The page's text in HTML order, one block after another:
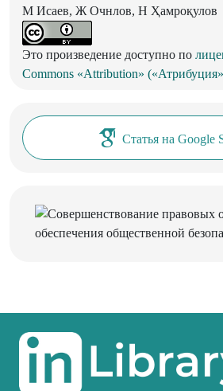
М Исаев, Ж Очнлов, Н Ҳамроқулов
Это произведение доступно по
Commons «Attribution»
Статья на Google